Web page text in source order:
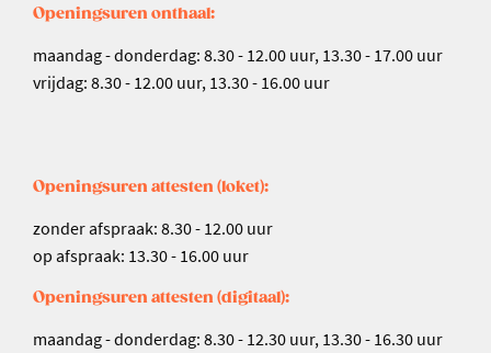
Openingsuren onthaal:
maandag - donderdag: 8.30 - 12.00 uur, 13.30 - 17.00 uur
vrijdag: 8.30 - 12.00 uur, 13.30 - 16.00 uur
Openingsuren attesten (loket):
zonder afspraak: 8.30 - 12.00 uur
op afspraak: 13.30 - 16.00 uur
Openingsuren attesten (digitaal):
maandag - donderdag: 8.30 - 12.30 uur, 13.30 - 16.30 uur